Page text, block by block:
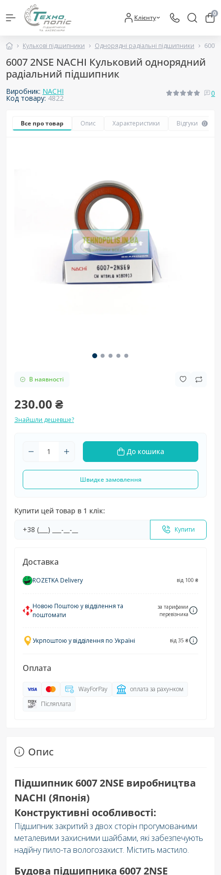
Клієнту 0
Кулькові підшипники Однорядні радіальні підшипники 6007
6007 2NSE NACHI Кульковий однорядний
радіальний підшипник
Виробник: NACHI
Код товару:4822
0
Все про товар Опис Характеристики Відгуки 0
В наявності
230.00 ₴
Знайшли дешевше?
До кошика
Швидке замовлення
Купити цей товар в 1 клік:
Купити
Доставка
ROZETKA Delivery від 100 ₴
Новою Поштою у відділення та
поштомати
за тарифами
перевізника
Укрпоштою у відділення по Україні від 35 ₴
Оплата
WayForPay
оплата за рахунком
Післяплата
Опис
Підшипник 6007 2NSE виробництва
NACHI (Японія)
Конструктивні особливості:
Підшипник закритий з двох сторін прогумованими
металевими захисними шайбами, які забезпечують
надійну пило-та вологозахист. Містить мастило.
Будова підшипника 6007 2NSE